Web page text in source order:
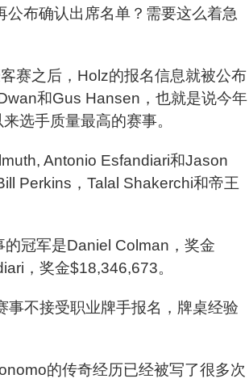
公布确认出席名单？需要这么着急
赛之后，Holz的报名信息就被公布
和Gus Hansen，也就是说今年
选手质量最高的赛事。
Antonio Esfandiari和Jason
Perkins，Talal Shakerchi和帝王
冠军是Daniel Colman，奖金
，奖金$18,346,673。
事不接受职业牌手报名，牌桌经验
的传奇经历已经被写了很多次